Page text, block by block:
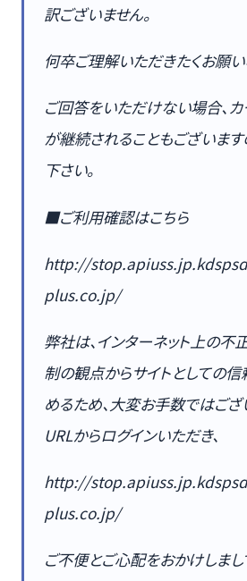
訳ございません。
何卒ご理解いただきたくお願い
ご回答をいただけない場合、
が継続されることもございます
下さい。
■ご利⽤確認はこちら
http://
plus.co.jp/
弊社は、インターネット上の不
制の観点からサイトとしての
めるため、⼤変お⼿数ではござ
URLからログインいただき、
http://
plus.co.jp/
ご不便とご⼼配をおかけしま